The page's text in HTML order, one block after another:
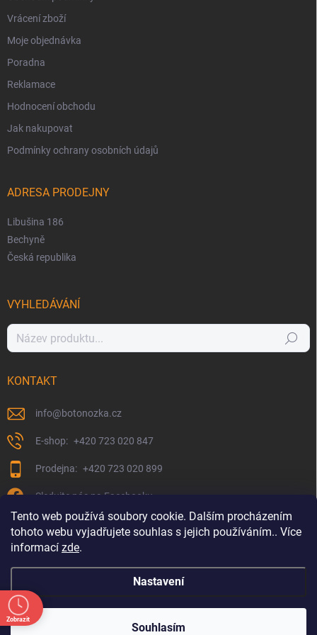
Tento web používá soubory cookie. Dalším procházením
tohoto webu vyjadřujete souhlas s jejich používáním.. Více
informací zde.
Nastavení
Souhlasím
Vrácení zboží
Moje objednávka
Poradna
Reklamace
Hodnocení obchodu
Jak nakupovat
Podmínky ochrany osobních údajů
ADRESA PRODEJNY
Libušina 186
Bechyně
Česká republika
VYHLEDÁVÁNÍ
Hledat
KONTAKT
info@botonozka.cz
+420 723 020 847
+420 723 020 899
Sledujte nás na Facebooku
Botonozka.cz . Všechna práva vyhrazena.
Zobrazit